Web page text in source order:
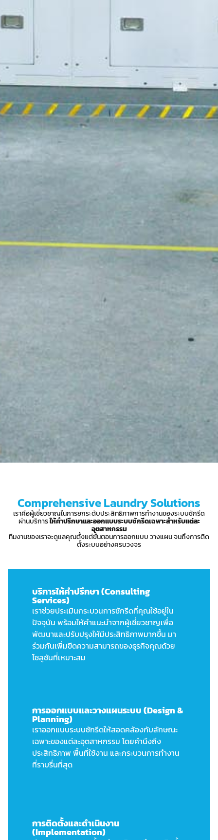
Comprehensive Laundry Solutions
เราคือผู้เชี่ยวชาญในการยกระดับประสิทธิภาพการทำงานของระบบซักรีด
ผ่านบริการให้คำปรึกษาและออกแบบระบบซักรีดเฉพาะสำหรับแต่ละ
อุตสาหกรรม
ทีมงานของเราจะดูแลคุณตั้งแต่ขั้นตอนการออกแบบ วางแผน จนถึงการติด
ตั้งระบบอย่างครบวงจร
บริการให้คำปรึกษา (Consulting
Services)
เราช่วยประเมินกระบวนการซักรีดที่คุณใช้อยู่ใน
ปัจจุบัน พร้อมให้คำแนะนำจากผู้เชี่ยวชาญเพื่อ
พัฒนาและปรับปรุงให้มีประสิทธิภาพมากขึ้น มา
ร่วมกันเพิ่มขีดความสามารถของธุรกิจคุณด้วย
โซลูชันที่เหมาะสม​
การออกแบบและวางแผนระบบ (Design &
Planning)
เราออกแบบระบบซักรีดให้สอดคล้องกับลักษณะ
เฉพาะของแต่ละอุตสาหกรรม โดยคำนึงถึง
ประสิทธิภาพ พื้นที่ใช้งาน และกระบวนการทำงาน
ที่ราบรื่นที่สุด
การติดตั้งและดำเนินงาน
(Implementation)